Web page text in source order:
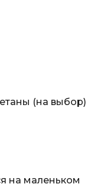
(на выбор)
на маленьком